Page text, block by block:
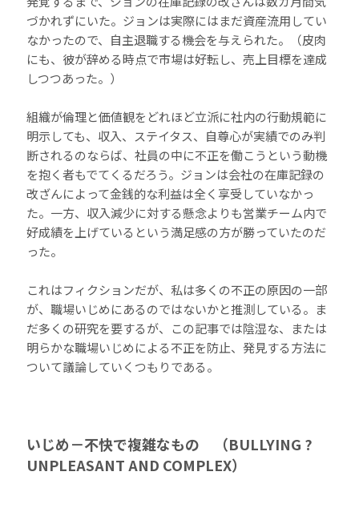
づかれずにいた。ジョンは実際にはまだ資産流用してい
なかったので、自主退職する機会を与えられた。（皮肉
にも、彼が辞める時点で市場は好転し、売上目標を達成
しつつあった。）
組織が倫理と価値観をどれほど立派に社内の行動規範に
明示しても、収入、ステイタス、自尊心が実績でのみ判
断されるのならば、社員の中に不正を働こうという動機
を抱く者もでてくるだろう。ジョンは会社の在庫記録の
改ざんによって金銭的な利益は全く享受していなかっ
た。一方、収入減少に対する懸念よりも営業チーム内で
好成績を上げているという満足感の方が勝っていたのだ
った。
これはフィクションだが、私は多くの不正の原因の一部
が、職場いじめにあるのではないかと推測している。ま
だ多くの研究を要するが、この記事では陰湿な、または
明らかな職場いじめによる不正を防止、発見する方法に
ついて議論していくつもりである。
いじめ－不快で複雑なもの （BULLYING ?
UNPLEASANT AND COMPLEX）